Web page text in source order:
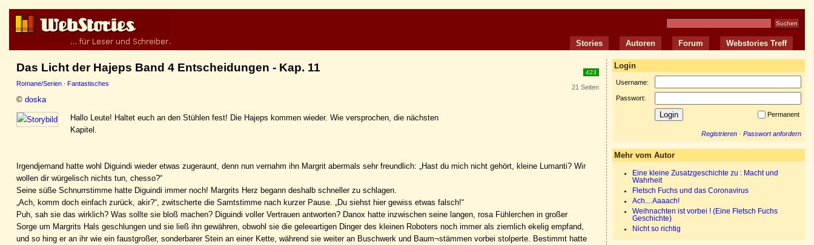
Stories Autoren Forum Webstories Treff
423
21 Seiten
Das Licht der Hajeps Band 4 Entscheidungen - Kap. 11
Romane/Serien · Fantastisches
© doska
Hallo Leute! Haltet euch an den Stühlen fest! Die Hajeps kommen wieder. Wie versprochen, die nächsten
Kapitel.
Irgendjemand hatte wohl Diguindi wieder etwas zugeraunt, denn nun vernahm ihn Margrit abermals sehr freundlich: „Hast du mich nicht gehört, kleine Lumanti? Wir
wollen dir würgelisch nichts tun, chesso?“
Seine süße Schnurrstimme hatte Diguindi immer noch! Margrits Herz begann deshalb schneller zu schlagen.
„Ach, komm doch einfach zurück, akir?“, zwitscherte die Samtstimme nach kurzer Pause. „Du siehst hier gewiss etwas falsch!“
Puh, sah sie das wirklich? Was sollte sie bloß machen? Diguindi voller Vertrauen antworten? Danox hatte inzwischen seine langen, rosa Fühlerchen in großer
Sorge um Margrits Hals geschlungen und sie ließ ihn gewähren, obwohl sie die geleeartigen Dinger des kleinen Roboters noch immer als ziemlich ekelig empfand,
und so hing er an ihr wie ein faustgroßer, sonderbarer Stein an einer Kette, während sie weiter an Buschwerk und Baum¬stämmen vorbei stolperte. Bestimmt hatte
Login
Username:
Passwort:
Permanent
Registrieren · Passwort anfordern
Mehr vom Autor
Eine kleine Zusatzgeschichte zu : Macht und
Wahrheit
Fletsch Fuchs und das Coronavirus
Ach....Aaaach!
Weihnachten ist vorbei ! (Eine Fletsch Fuchs
Geschichte)
Nicht so richtig